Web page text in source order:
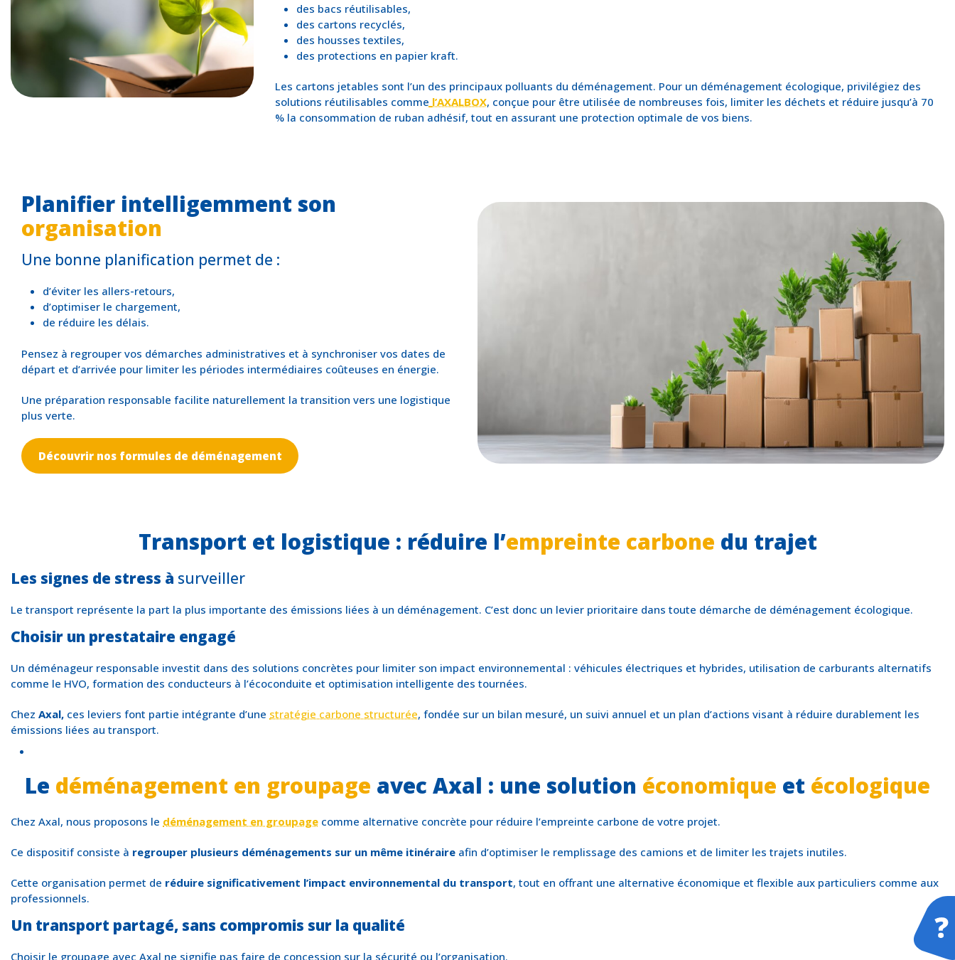
des bacs réutilisables,
des cartons recyclés,
des housses textiles,
des protections en papier kraft.
Les cartons jetables sont l’un des principaux polluants du déménagement. Pour un déménagement écologique, privilégiez des
solutions réutilisables comme l’AXALBOX, conçue pour être utilisée de nombreuses fois, limiter les déchets et réduire jusqu’à 70
% la consommation de ruban adhésif, tout en assurant une protection optimale de vos biens.
Planifier intelligemment son
organisation
Une bonne planification permet de :
d’éviter les allers-retours,
d’optimiser le chargement,
de réduire les délais.
Pensez à regrouper vos démarches administratives et à synchroniser vos dates de
départ et d’arrivée pour limiter les périodes intermédiaires coûteuses en énergie.
Une préparation responsable facilite naturellement la transition vers une logistique
plus verte.
Découvrir nos formules de déménagement
Transport et logistique : réduire l’empreinte carbone du trajet
Les signes de stress à surveiller
Le transport représente la part la plus importante des émissions liées à un déménagement. C’est donc un levier prioritaire dans toute démarche de déménagement écologique.
Choisir un prestataire engagé
Un déménageur responsable investit dans des solutions concrètes pour limiter son impact environnemental : véhicules électriques et hybrides, utilisation de carburants alternatifs
comme le HVO, formation des conducteurs à l’écoconduite et optimisation intelligente des tournées.
Chez Axal, ces leviers font partie intégrante d’une stratégie carbone structurée, fondée sur un bilan mesuré, un suivi annuel et un plan d’actions visant à réduire durablement les
émissions liées au transport.
Le déménagement en groupage avec Axal : une solution économique et écologique
Chez Axal, nous proposons le déménagement en groupage comme alternative concrète pour réduire l’empreinte carbone de votre projet.
Ce dispositif consiste à regrouper plusieurs déménagements sur un même itinéraire afin d’optimiser le remplissage des camions et de limiter les trajets inutiles.
Cette organisation permet de réduire significativement l’impact environnemental du transport, tout en offrant une alternative économique et flexible aux particuliers comme aux
professionnels.
Un transport partagé, sans compromis sur la qualité
Choisir le groupage avec Axal ne signifie pas faire de concession sur la sécurité ou l’organisation.